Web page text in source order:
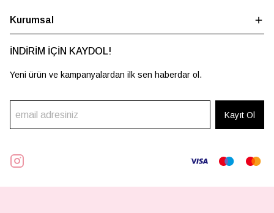
Kurumsal
İNDİRİM İÇİN KAYDOL!
Yeni ürün ve kampanyalardan ilk sen haberdar ol.
Kayıt Ol